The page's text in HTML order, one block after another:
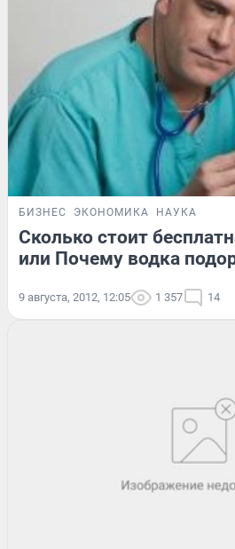
БИЗНЕС ЭКОНОМИКА НАУКА
Сколько стоит
или Почему водка
9 августа, 2012, 12:05 1 357 14